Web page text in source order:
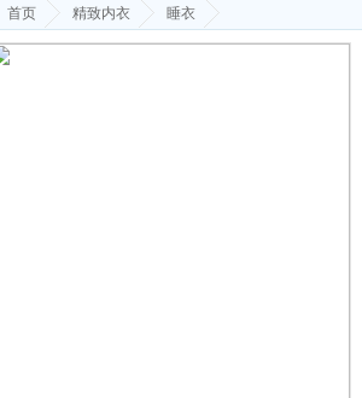
首页 精致内衣 睡衣